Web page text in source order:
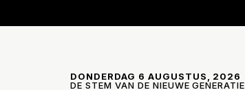
DONDERDAG 6 AUGUSTUS, 2026
DE STEM VAN DE NIEUWE GENERATIE